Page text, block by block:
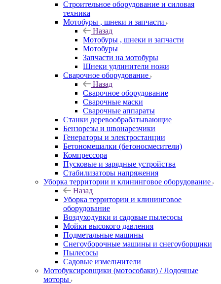
Строительное оборудование и силовая
техника
Мотобуры , шнеки и запчасти
Назад
Мотобуры , шнеки и запчасти
Мотобуры
Запчасти на мотобуры
Шнеки удлинители ножи
Сварочное оборудование
Назад
Сварочное оборудование
Сварочные маски
Сварочные аппараты
Станки деревообрабатывающие
Бензорезы и швонарезчики
Генераторы и электростанции
Бетономешалки (бетоносмесители)
Компрессора
Пусковые и зарядные устройства
Стабилизаторы напряжения
Уборка территории и клининговое оборудование
Назад
Уборка территории и клининговое
оборудование
Воздуходувки и садовые пылесосы
Мойки высокого давления
Подметальные машины
Снегоуборочные машины и снегоуборщики
Пылесосы
Садовые измельчители
Мотобуксировщики (мотособаки) / Лодочные
моторы